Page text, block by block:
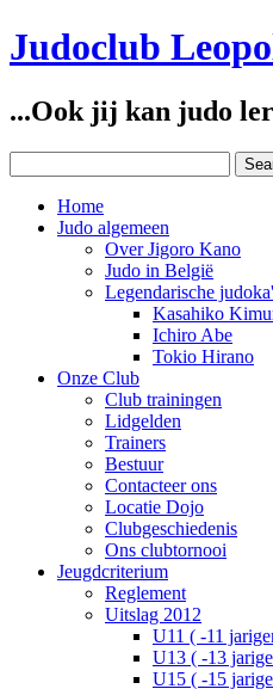
Judoclub
...Ook jij kan judo
Home
Judo algemeen
Over Jigoro Kano
Judo in België
Legendarische
Kasahiko
Ichiro Abe
Tokio Hirano
Onze Club
Club trainingen
Lidgelden
Trainers
Bestuur
Contacteer ons
Locatie Dojo
Clubgeschiedenis
Ons clubtornooi
Jeugdcriterium
Reglement
Uitslag 2012
U11 ( -11
U13 ( -13
U15 ( -15